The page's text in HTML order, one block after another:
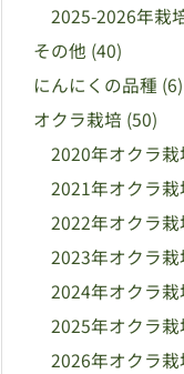
2025-2026年栽
その他 (40)
にんにくの品種 (6)
オクラ栽培 (50)
2020年オクラ栽
2021年オクラ栽
2022年オクラ栽
2023年オクラ栽
2024年オクラ栽
2025年オクラ栽
2026年オクラ栽